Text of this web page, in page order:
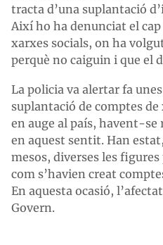
tracta d’una suplantació
Així ho ha denunciat el
xarxes socials, on ha
perquè no caiguin i que el
La policia va alertar fa
suplantació de comptes
en auge al país, havent-se
en aquest sentit. Han
mesos, diverses les
com s’havien creat
En aquesta ocasió,
Govern.